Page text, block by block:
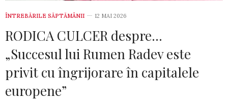
ÎNTREBĂRILE SĂPTĂMÂNII 12 MAI 2026
RODICA CULCER despre…
„Succesul lui Rumen Radev este
privit cu îngrijorare în capitalele
europene”